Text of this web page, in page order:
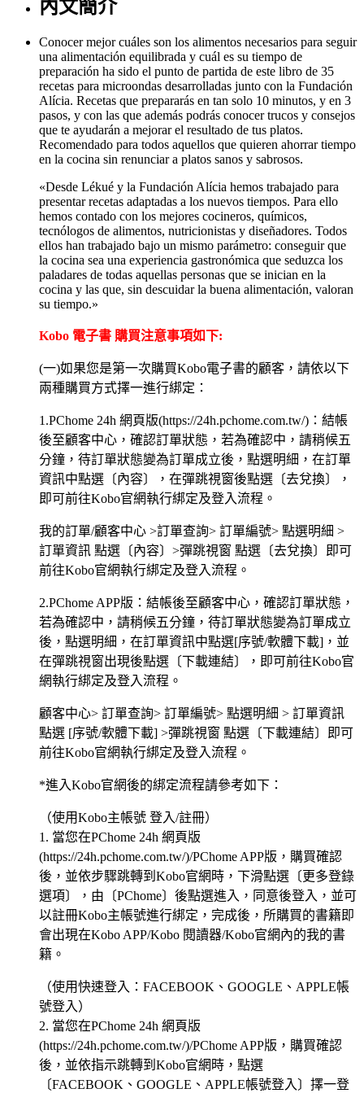
內文簡介
Conocer mejor cuáles son los alimentos necesarios para seguir
una alimentación equilibrada y cuál es su tiempo de
preparación ha sido el punto de partida de este libro de 35
recetas para microondas desarrolladas junto con la Fundación
Alícia. Recetas que prepararás en tan solo 10 minutos, y en 3
pasos, y con las que además podrás conocer trucos y consejos
que te ayudarán a mejorar el resultado de tus platos.
Recomendado para todos aquellos que quieren ahorrar tiempo
en la cocina sin renunciar a platos sanos y sabrosos.
«Desde Lékué y la Fundación Alícia hemos trabajado para
presentar recetas adaptadas a los nuevos tiempos. Para ello
hemos contado con los mejores cocineros, químicos,
tecnólogos de alimentos, nutricionistas y diseñadores. Todos
ellos han trabajado bajo un mismo parámetro: conseguir que
la cocina sea una experiencia gastronómica que seduzca los
paladares de todas aquellas personas que se inician en la
cocina y las que, sin descuidar la buena alimentación, valoran
su tiempo.»
Kobo 電子書 購買注意事項如下:
(一)如果您是第一次購買Kobo電子書的顧客，請依以下
兩種購買方式擇一進行綁定：
1.PChome 24h 網頁版(https://24h.pchome.com.tw/)：結帳
後至顧客中心，確認訂單狀態，若為確認中，請稍候五
分鐘，待訂單狀態變為訂單成立後，點選明細，在訂單
資訊中點選〔內容〕，在彈跳視窗後點選〔去兌換〕，
即可前往Kobo官網執行綁定及登入流程。
我的訂單/顧客中心 >訂單查詢> 訂單編號> 點選明細 >
訂單資訊 點選〔內容〕>彈跳視窗 點選〔去兌換〕即可
前往Kobo官網執行綁定及登入流程。
2.PChome APP版：結帳後至顧客中心，確認訂單狀態，
若為確認中，請稍候五分鐘，待訂單狀態變為訂單成立
後，點選明細，在訂單資訊中點選[序號/軟體下載]，並
在彈跳視窗出現後點選〔下載連結〕，即可前往Kobo官
網執行綁定及登入流程。
顧客中心> 訂單查詢> 訂單編號> 點選明細 > 訂單資訊
點選 [序號/軟體下載] >彈跳視窗 點選〔下載連結〕即可
前往Kobo官網執行綁定及登入流程。
*進入Kobo官網後的綁定流程請參考如下：
（使用Kobo主帳號 登入/註冊）
1. 當您在PChome 24h 網頁版
(https://24h.pchome.com.tw/)/PChome APP版，購買確認
後，並依步驟跳轉到Kobo官網時，下滑點選〔更多登錄
選項〕，由〔PChome〕後點選進入，同意後登入，並可
以註冊Kobo主帳號進行綁定，完成後，所購買的書籍即
會出現在Kobo APP/Kobo 閱讀器/Kobo官網內的我的書
籍。
（使用快速登入：FACEBOOK、GOOGLE、APPLE帳
號登入）
2. 當您在PChome 24h 網頁版
(https://24h.pchome.com.tw/)/PChome APP版，購買確認
後，並依指示跳轉到Kobo官網時，點選
〔FACEBOOK、GOOGLE、APPLE帳號登入〕擇一登